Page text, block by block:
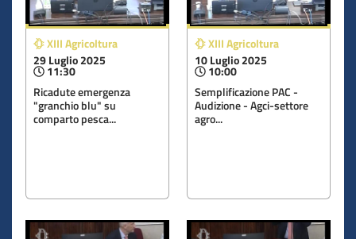
XIII Agricoltura
29 Luglio 2025
11:30
Ricadute emergenza
"granchio blu" su
comparto pesca...
XIII Agricoltura
10 Luglio 2025
10:00
Semplificazione PAC -
Audizione - Agci-settore
agro...